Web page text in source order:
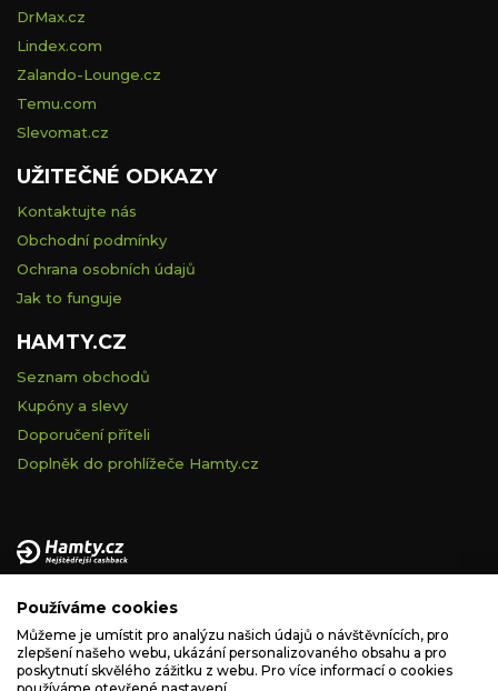
sídlem Na vápence 2885/2a, 130 00 Praha 3, IČ: 05228972,
zapsaná v obchodním rejstříku vedeném Městským soudem v
Praze, spisová značka C 260335.
DrMax.cz
Lindex.com
Zalando-Lounge.cz
Temu.com
Slevomat.cz
UŽITEČNÉ ODKAZY
Kontaktujte nás
Obchodní podmínky
Ochrana osobních údajů
Jak to funguje
HAMTY.CZ
Seznam obchodů
Kupóny a slevy
Doporučení příteli
Doplněk do prohlížeče Hamty.cz
Používáme cookies
Můžeme je umístit pro analýzu našich údajů o návštěvnících, pro
zlepšení našeho webu, ukázání personalizovaného obsahu a pro
poskytnutí skvělého zážitku z webu. Pro více informací o cookies